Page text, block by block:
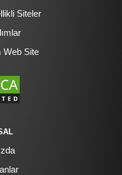
Siteler
Web Site